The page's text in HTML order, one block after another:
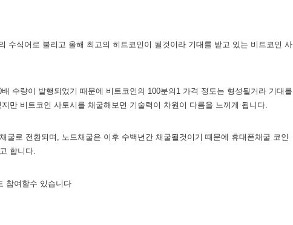
수식어로 불리고 올해 최고의 히트코인이 될것이라 기대를 받고 있는 비트코인 사
수량이 발행되었기 때문에 비트코인의 100분의1 가격 정도는 형성될거라 기대를
만 비트코인 사토시를 채굴해보면 기술력이 차원이 다름을 느끼게 됩니다.
굴로 전환되며, 노드채굴은 이후 수백년간 채굴될것이기 때문에 휴대폰채굴 코인
합니다.
참여할수 있습니다